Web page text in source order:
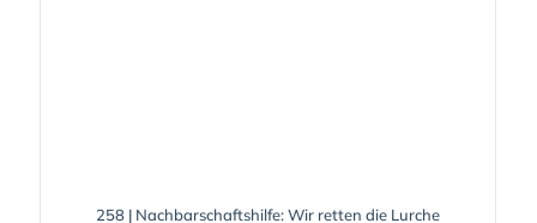
258 | Nachbarschaftshilfe: Wir retten die Lurche